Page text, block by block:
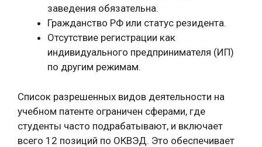
заведения обязательна.
Гражданство РФ или статус резидента.
Отсутствие регистрации как
индивидуального предпринимателя (ИП)
по другим режимам.
Список разрешенных видов деятельности на
учебном патенте ограничен сферами, где
студенты часто подрабатывают, и включает
всего 12 позиций по ОКВЭД. Это обеспечивает